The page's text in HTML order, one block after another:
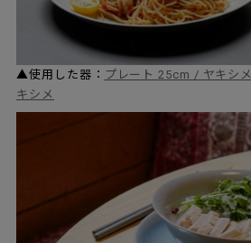
▲使用した器： プレート 25cm / ヤキシメ
キシメ